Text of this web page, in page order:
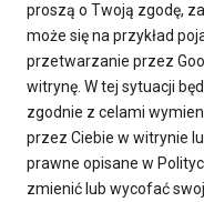
proszą o Twoją zgodę,
może się na przykład
przetwarzanie przez
witrynę. W tej sytuacji
zgodnie z celami
przez Ciebie w witrynie
prawne opisane w
zmienić lub wycofać